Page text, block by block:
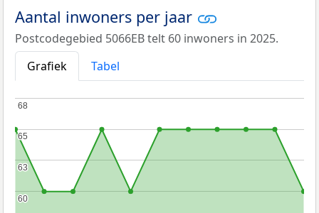
Aantal inwoners per jaar
Postcodegebied 5066EB telt 60 inwoners in 2025.
Grafiek
Tabel
60
60
63
63
65
65
68
68